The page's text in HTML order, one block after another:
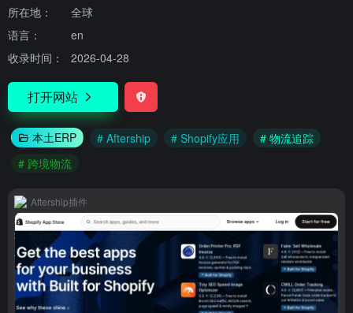
所在地：
全球
语言：
en
收录时间：
2026-04-28
打开网站
本土ERP # Aftership # Shopify应用
# 物流追踪
# 跨境物流
Aftership插件